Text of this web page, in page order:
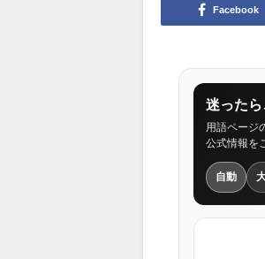
Facebook
迷った
用語ページ
公式情報を
自動